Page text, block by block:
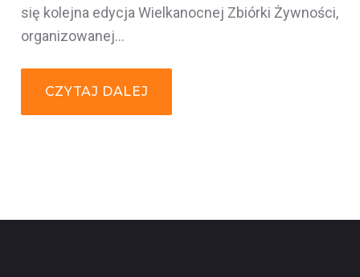
się kolejna edycja Wielkanocnej Zbiórki Żywności,
organizowanej…
CZYTAJ DALEJ